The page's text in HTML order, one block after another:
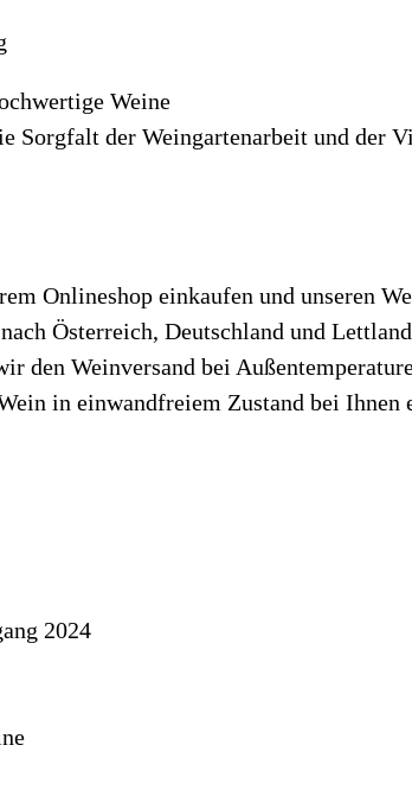
Weine
Sorgfalt der Weingartenarbeit und der
Onlineshop einkaufen und unseren
Österreich, Deutschland und
den Weinversand bei
in einwandfreiem Zustand bei
2024